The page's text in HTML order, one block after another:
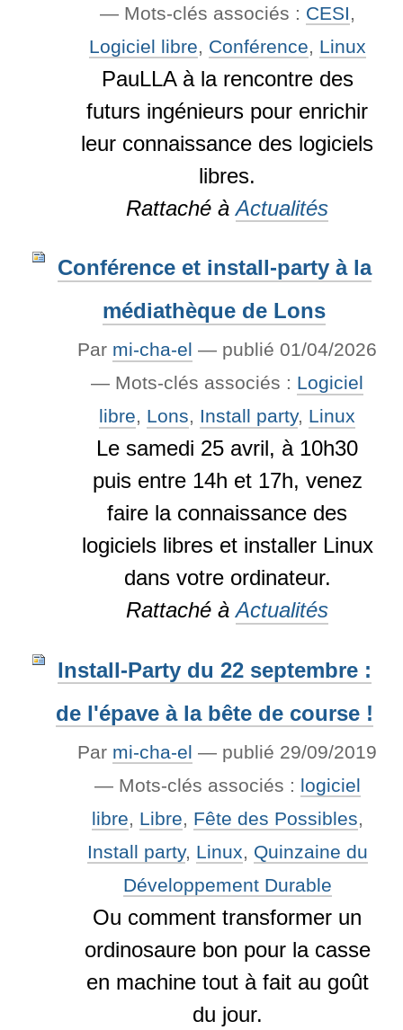
— Mots-clés associés : CESI,
Logiciel libre, Conférence, Linux
PauLLA à la rencontre des
futurs ingénieurs pour enrichir
leur connaissance des logiciels
libres.
Rattaché à Actualités
Conférence et install-party à la
médiathèque de Lons
Par mi-cha-el — publié 01/04/2026
— Mots-clés associés : Logiciel
libre, Lons, Install party, Linux
Le samedi 25 avril, à 10h30
puis entre 14h et 17h, venez
faire la connaissance des
logiciels libres et installer Linux
dans votre ordinateur.
Rattaché à Actualités
Install-Party du 22 septembre :
de l'épave à la bête de course !
Par mi-cha-el — publié 29/09/2019
— Mots-clés associés : logiciel
libre, Libre, Fête des Possibles,
Install party, Linux, Quinzaine du
Développement Durable
Ou comment transformer un
ordinosaure bon pour la casse
en machine tout à fait au goût
du jour.